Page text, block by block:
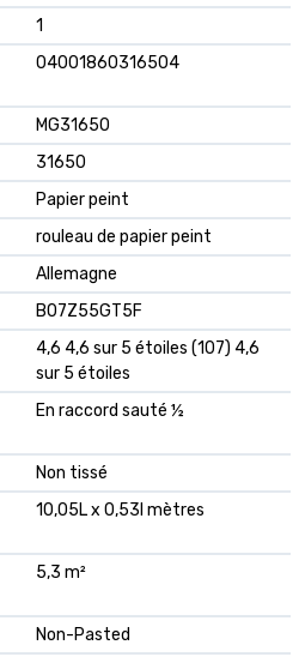
1
04001860316504
MG31650
31650
Papier peint
rouleau de papier peint
Allemagne
B07Z55GT5F
4,6 4,6 sur 5 étoiles (107) 4,6
sur 5 étoiles
En raccord sauté ½
Non tissé
10,05L x 0,53l mètres
5,3 m²
Non-Pasted